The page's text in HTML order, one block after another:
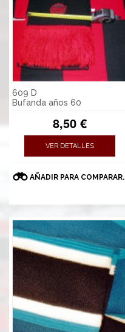
609 D
Bufanda años 60
8,50 €
VER DETALLES
AÑADIR PARA COMPARAR.